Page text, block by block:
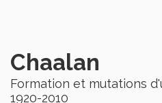
Chaalan
Formation et mutations
1920-2010